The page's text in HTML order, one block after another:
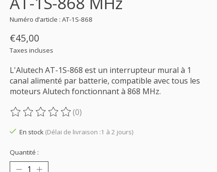
Numéro d’article : AT-1S-868
€45,00
Taxes incluses
L'Alutech AT-1S-868 est un interrupteur mural à 1
canal alimenté par batterie, compatible avec tous les
moteurs Alutech fonctionnant à 868 MHz.
Ce produit est évalué à
(0)
En stock (Délai de livraison :1 à 2 jours)
Quantité :